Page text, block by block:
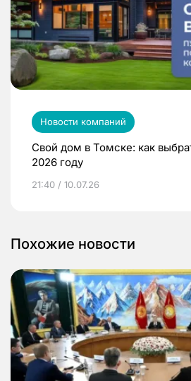
Новости компаний
Свой дом в Томске: как
2026 году
21:40 / 10.07.26
Похожие новости